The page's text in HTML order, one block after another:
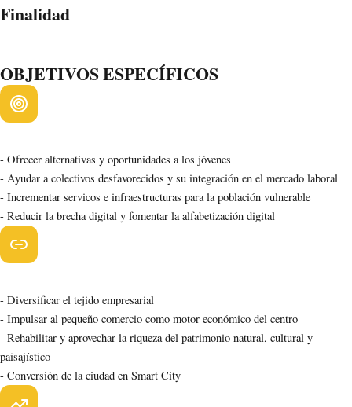
Finalidad
OBJETIVOS ESPECÍFICOS
- Ofrecer alternativas y oportunidades a los jóvenes
- Ayudar a colectivos desfavorecidos y su integración en el mercado laboral
- Incrementar servicos e infraestructuras para la población vulnerable
- Reducir la brecha digital y fomentar la alfabetización digital
- Diversificar el tejido empresarial
- Impulsar al pequeño comercio como motor económico del centro
- Rehabilitar y aprovechar la riqueza del patrimonio natural, cultural y
paisajístico
- Conversión de la ciudad en Smart City